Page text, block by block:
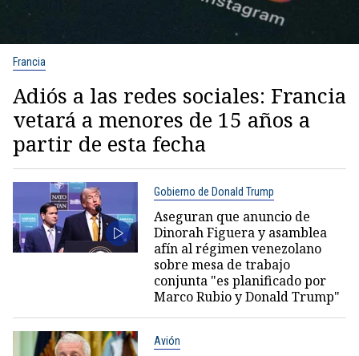
Francia
Adiós a las redes sociales: Francia
vetará a menores de 15 años a
partir de esta fecha
Gobierno de Donald Trump
Aseguran que anuncio de
Dinorah Figuera y asamblea
afín al régimen venezolano
sobre mesa de trabajo
conjunta "es planificado por
Marco Rubio y Donald Trump"
Avión